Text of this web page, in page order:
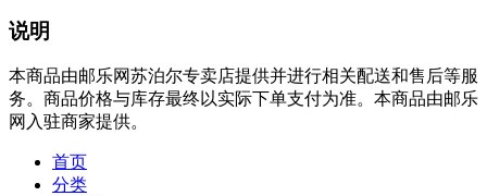
说明
本商品由邮乐网苏泊尔专卖店提供并进行相关配送和售后等服
务。商品价格与库存最终以实际下单支付为准。本商品由邮乐
网入驻商家提供。
首页
分类